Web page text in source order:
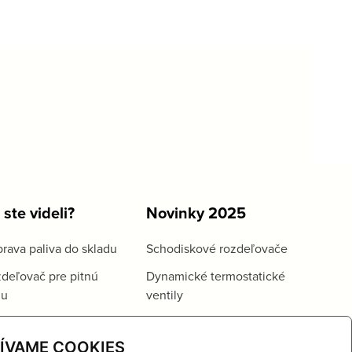
COOKIES
videli?
paliva do skladu
pre pitnú
Novinky 2025
Schodiskové rozdeľovače
Dynamické termostatické
ventily